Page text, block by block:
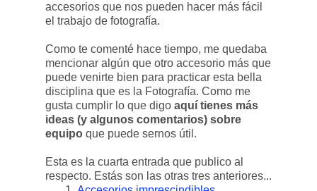
accesorios que nos pueden hacer más fácil
el trabajo de fotografía.
Como te comenté hace tiempo, me quedaba
mencionar algún que otro accesorio más que
puede venirte bien para practicar esta bella
disciplina que es la Fotografía. Como me
gusta cumplir lo que digo aquí tienes más
ideas (y algunos comentarios) sobre
equipo que puede sernos útil.
Esta es la cuarta entrada que publico al
respecto. Estás son las otras tres anteriores...